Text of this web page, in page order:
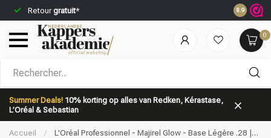
Retourgratuit*
jour même*
8.9
0
Summer Deals! 10% korting op alles van Redken, Kérastase,
L’Oréal & Sebastian
Quelle catégorie recherchez-vous?
Accueil /
L'Oréal Professionnel - Majirel Glow - Base Légère .28 |